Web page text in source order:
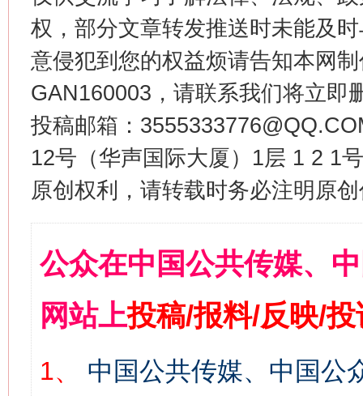
权，部分文章转发推送时未能及
意侵犯到您的权益烦请告知本网
GAN160003，请联系我们将立即
投稿邮箱：
12号（华声国际大厦）1层 1 2 1
原创权利，请转载时务必注明原
公众在中国公共传媒、
网站上投稿/报料/反映/
1、
中国公共传媒、中国公